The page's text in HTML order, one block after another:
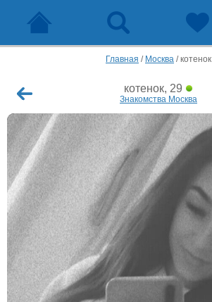
Главная / Москва /котенок
котенок, 29
Знакомства Москва